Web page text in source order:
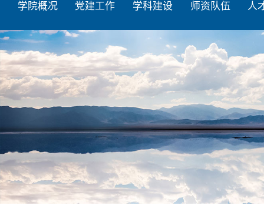
学院概况 党建工作 学科建设 师资队伍 人